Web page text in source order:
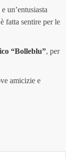
un’entusiasta
fatta sentire per le
“Bolleblu”, per
amicizie e